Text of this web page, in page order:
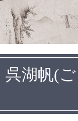
呉湖帆(